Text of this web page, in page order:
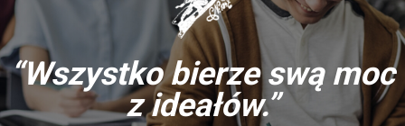
“Wszystko bierze swą moc
z ideałów.”